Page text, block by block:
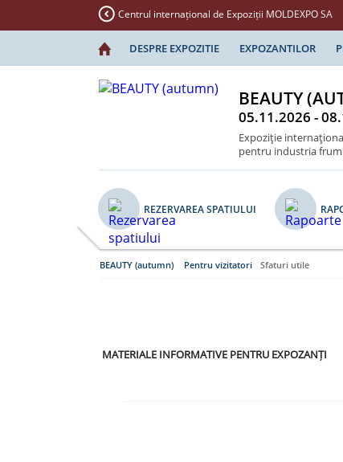
Centrul internațional de Expoziții MOLDEXPO SA
DESPRE EXPOZITIE EXPOZANTILOR
BEAUTY
05.11.2026 -
Expoziţie
pentru industria
REZERVAREA SPATIULUI
BEAUTY (autumn) Pentru vizitatori Sfaturi utile
MATERIALE INFORMATIVE PENTRU EXPOZANȚI